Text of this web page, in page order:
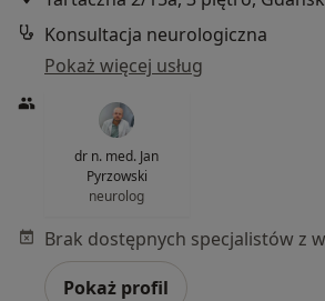
Konsultacja neurologiczna
Pokaż więcej usług
dr n. med. Jan
Pyrzowski
neurolog
Pokaż profil